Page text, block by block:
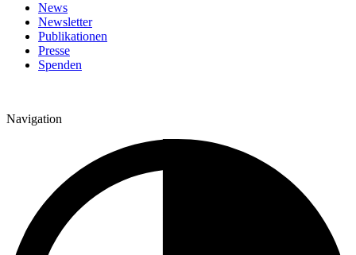
News
Newsletter
Publikationen
Presse
Spenden
Navigation